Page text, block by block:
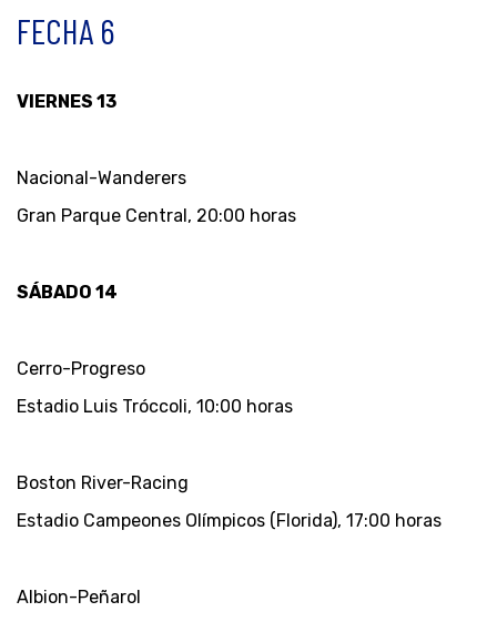
FECHA 6
VIERNES 13
Nacional-Wanderers
Gran Parque Central, 20:00 horas
SÁBADO 14
Cerro-Progreso
Estadio Luis Tróccoli, 10:00 horas
Boston River-Racing
Estadio Campeones Olímpicos (Florida), 17:00 horas
Albion-Peñarol